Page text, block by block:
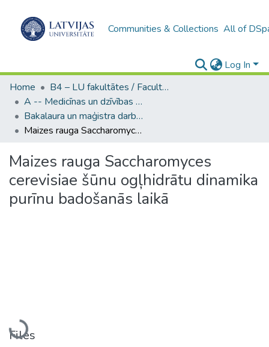
Communities & Collections All of
Log In
Home
B4 – LU fakultātes / Faculties of the UL
A -- Medicīnas un dzīvības zinātņu fakultāte / Faculty of Medicine and Life Sciences
Bakalaura un maģistra darbi (MDZF) / Bachelor's and Master's theses
Maizes rauga Saccharomyces cerevisiae šūnu ogļhidrātu dinamika purīnu badošanās laikā
Maizes rauga Saccharomyces
cerevisiae šūnu ogļhidrātu dinamika
purīnu badošanās laikā
Loading...
Files